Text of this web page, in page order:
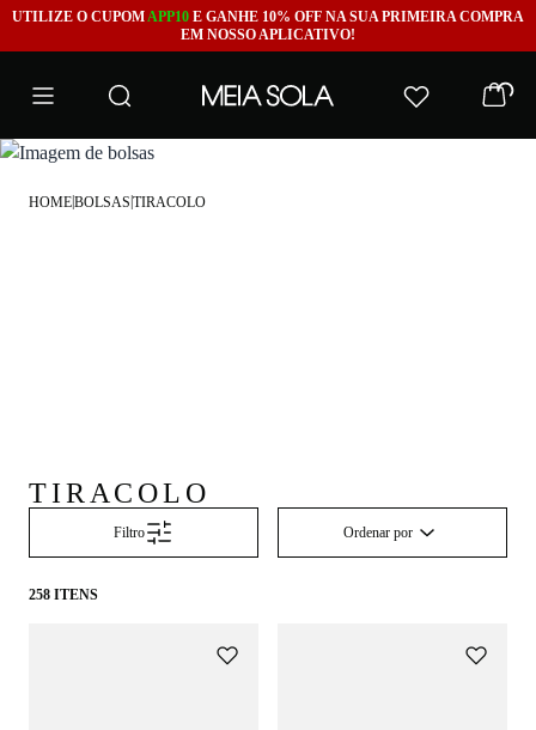
UTILIZE O CUPOM APP10 E GANHE 10% OFF NA SUA PRIMEIRA COMPRA
EM NOSSO APLICATIVO!
HOMEBOLSAS TIRACOLO
TIRACOLO
Filtro Ordenar por
258 ITENS